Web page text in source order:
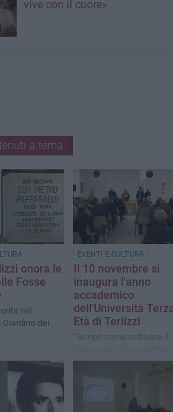
vive con il cuore»
a tema
onora le
Fosse
nel
dei
EVENTI E CULTURA
Il 10 novembre si
inaugura l'anno
accademico
dell'Università
Età di Terlizzi
​“Scopri come coltivare il
tua quota di felicità.” è lo
lezioni, incontri e seminari